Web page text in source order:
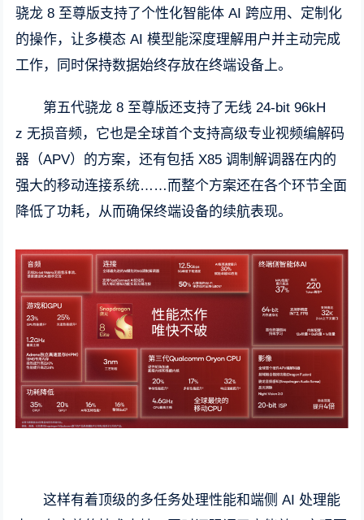
骁龙 8 至尊版支持了个性化智能体 AI 跨应用、定制化
的操作，让多模态 AI 模型能深度理解用户并主动完成
工作，同时保持数据始终存放在终端设备上。
第五代骁龙 8 至尊版还支持了无线 24-bit 96kH
z 无损音频，它也是全球首个支持高级专业视频编解码
器（APV）的方案，还有包括 X85 调制解调器在内的
强大的移动连接系统……而整个方案还在各个环节全面
降低了功耗，从而确保终端设备的续航表现。
这样有着顶级的多任务处理性能和端侧 AI 处理能